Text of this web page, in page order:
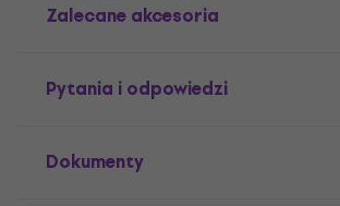
Zalecane akcesoria
Pytania i odpowiedzi
Dokumenty